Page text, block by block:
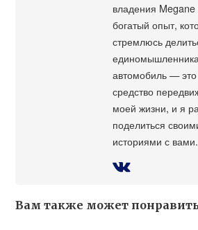
владения
богатый опыт,
стремлюсь
автомобиль —
средство
моей жизни, и я
поделиться
историями с вами.
Вам также может